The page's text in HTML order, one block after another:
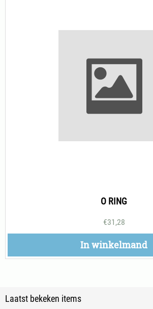
O RING
€31,28
In winkelmand
Laatst bekeken items